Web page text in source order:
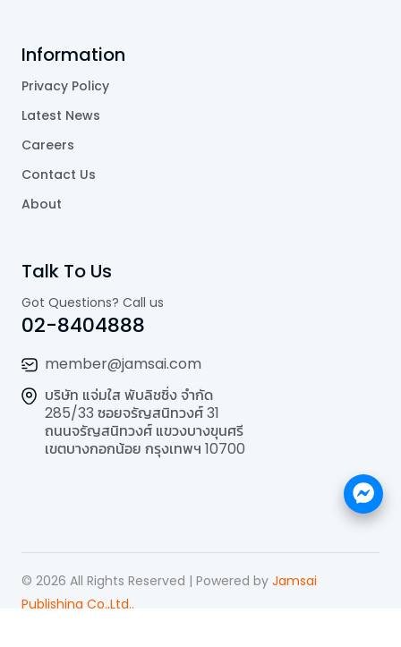
Information
Privacy Policy
Latest News
Careers
Contact Us
About
Talk To Us
Got Questions? Call us
02-8404888
member@jamsai.com
บริษัท แจ่มใส พับลิชชิ่ง จำกัด
285/33 ซอยจรัญสนิทวงศ์ 31
ถนนจรัญสนิทวงศ์ แขวงบางขุนศรี
เขตบางกอกน้อย กรุงเทพฯ 10700
© 2026 All Rights Reserved | Powered by Jamsai
Publishing Co.,Ltd..